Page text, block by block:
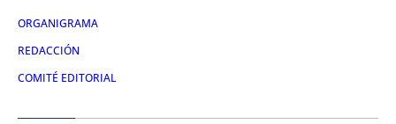
ORGANIGRAMA
REDACCIÓN
COMITÉ EDITORIAL